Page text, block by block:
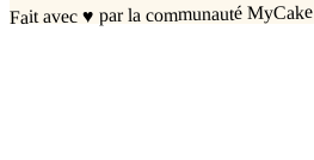
Fait avec♥ par la communauté MyCake